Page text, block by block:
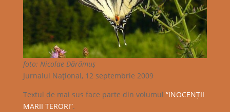
foto: Nicolae Dărămuș
Jurnalul Naţional, 12 septembrie 2009
Textul de mai sus face parte din volumul “INOCENȚII
MARII TERORI”.